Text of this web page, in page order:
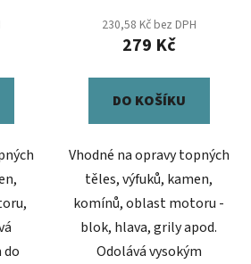
230,58 Kč bez DPH
279 Kč
DO KOŠÍKU
Vhodné na opravy topných
těles, výfuků, kamen,
komínů, oblast motoru -
blok, hlava, grily apod.
Odolává vysokým